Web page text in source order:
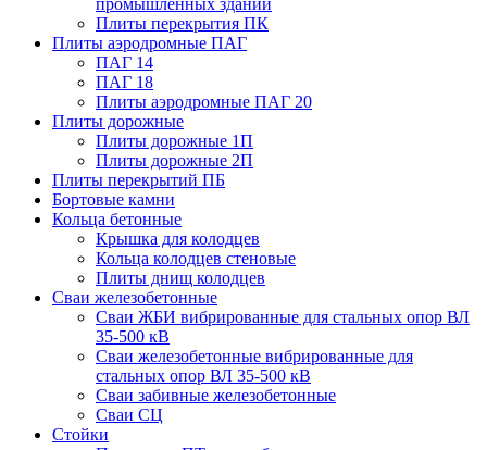
промышленных зданий
Плиты перекрытия ПК
Плиты аэродромные ПАГ
ПАГ 14
ПАГ 18
Плиты аэродромные ПАГ 20
Плиты дорожные
Плиты дорожные 1П
Плиты дорожные 2П
Плиты перекрытий ПБ
Бортовые камни
Кольца бетонные
Крышка для колодцев
Кольца колодцев стеновые
Плиты днищ колодцев
Сваи железобетонные
Сваи ЖБИ вибрированные для стальных опор ВЛ
35-500 кВ
Сваи железобетонные вибрированные для
стальных опор ВЛ 35-500 кВ
Сваи забивные железобетонные
Сваи СЦ
Стойки